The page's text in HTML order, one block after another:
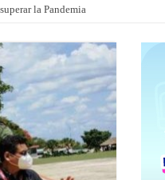
la Pandemia